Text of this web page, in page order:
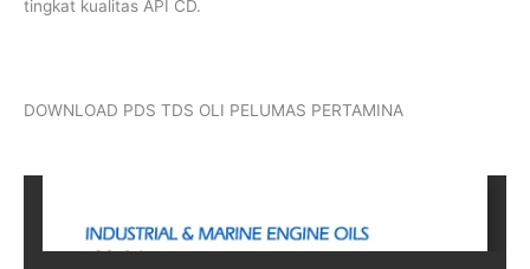
tingkat kualitas API CD.
DOWNLOAD PDS TDS OLI PELUMAS PERTAMINA